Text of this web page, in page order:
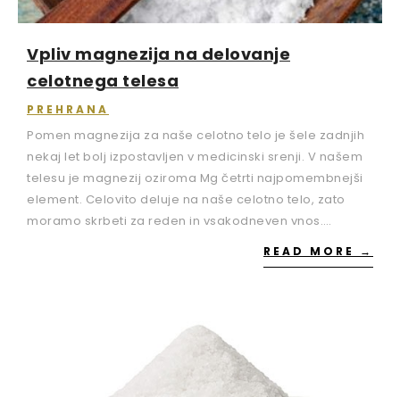
Vpliv magnezija na delovanje
celotnega telesa
PREHRANA
Pomen magnezija za naše celotno telo je šele zadnjih
nekaj let bolj izpostavljen v medicinski srenji. V našem
telesu je magnezij oziroma Mg četrti najpomembnejši
element. Celovito deluje na naše celotno telo, zato
moramo skrbeti za reden in vsakodneven vnos.…
READ MORE →